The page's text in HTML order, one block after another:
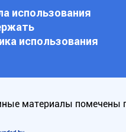
использования
использования
материалы помечены